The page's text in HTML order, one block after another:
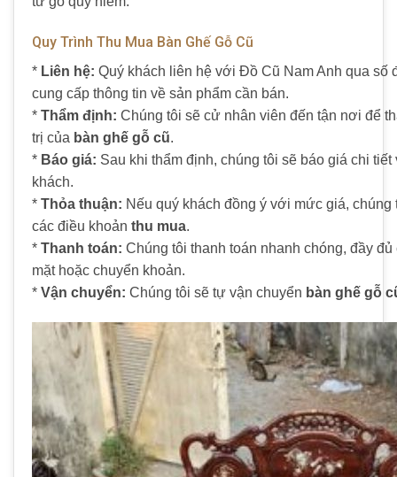
Quy Trình Thu Mua Bàn Ghế Gỗ Cũ
* Liên hệ: Quý khách liên hệ với Đồ Cũ Nam Anh qua số
cung cấp thông tin về sản phẩm cần bán.
* Thẩm định: Chúng tôi sẽ cử nhân viên đến tận nơi để
trị của bàn ghế gỗ cũ.
* Báo giá: Sau khi thẩm định, chúng tôi sẽ báo giá chi
khách.
* Thỏa thuận: Nếu quý khách đồng ý với mức giá, chúng
các điều khoản thu mua.
* Thanh toán: Chúng tôi thanh toán nhanh chóng, đầy
mặt hoặc chuyển khoản.
* Vận chuyển: Chúng tôi sẽ tự vận chuyển bàn ghế gỗ